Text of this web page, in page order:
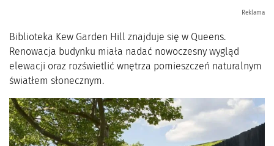
Reklama
Biblioteka Kew Garden Hill znajduje się w Queens.
Renowacja budynku miała nadać nowoczesny wygląd
elewacji oraz rozświetlić wnętrza pomieszczeń naturalnym
światłem słonecznym.